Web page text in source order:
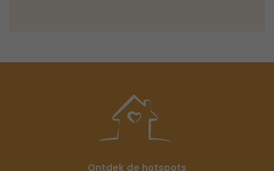
Ontdek de hotspots